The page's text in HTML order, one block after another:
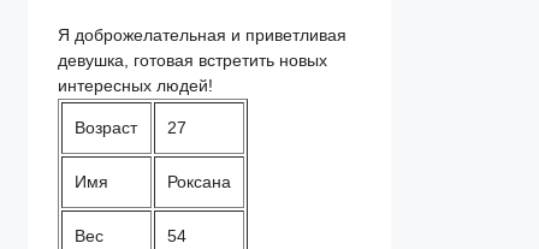
Я доброжелательная и приветливая
девушка, готовая встретить новых
интересных людей!
Возраст 27
Имя Роксана
Вес 54